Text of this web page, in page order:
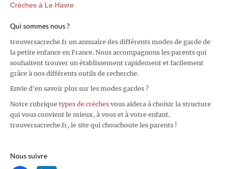
Crèches à Le Havre
Qui sommes nous ?
trouversacreche.fr un annuaire des différents modes de garde de
la petite enfance en France. Nous accompagnons les parents qui
souhaitent trouver un établissement rapidement et facilement
grâce à nos différents outils de recherche.
Envie d'en savoir plus sur les modes gardes ?
Notre rubrique types de crèches vous aidera à choisir la structure
qui vous convient le mieux, à vous et à votre enfant.
trouversacreche.fr, le site qui chouchoute les parents !
Nous suivre